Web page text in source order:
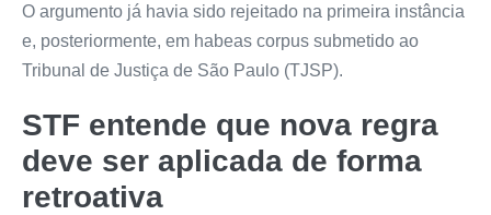
O argumento já havia sido rejeitado na primeira instância
e, posteriormente, em habeas corpus submetido ao
Tribunal de Justiça de São Paulo (TJSP).
STF entende que nova regra
deve ser aplicada de forma
retroativa